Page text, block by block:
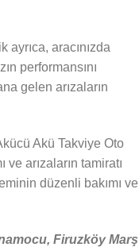
aracınızda
performansını
gelen arızaların
Akü Takviye Oto
arızaların tamiratı
düzenli bakımı ve
Firuzköy Marş